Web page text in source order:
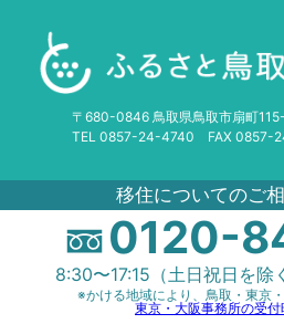
〒680-0846 鳥取県鳥取市扇町
TEL 0857-24-4740 FAX 0857-
移住についてのご
0120-
8:30〜17:15（土日祝日を除
※かける地域により、鳥取・東京
東京・大阪事務所の受付